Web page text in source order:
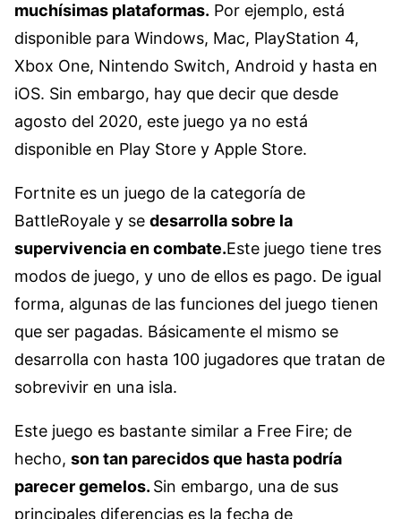
muchísimas plataformas. Por ejemplo, está
disponible para Windows, Mac, PlayStation 4,
Xbox One, Nintendo Switch, Android y hasta en
iOS. Sin embargo, hay que decir que desde
agosto del 2020, este juego ya no está
disponible en Play Store y Apple Store.
Fortnite es un juego de la categoría de
BattleRoyale y se desarrolla sobre la
supervivencia en combate.Este juego tiene tres
modos de juego, y uno de ellos es pago. De igual
forma, algunas de las funciones del juego tienen
que ser pagadas. Básicamente el mismo se
desarrolla con hasta 100 jugadores que tratan de
sobrevivir en una isla.
Este juego es bastante similar a Free Fire; de
hecho, son tan parecidos que hasta podría
parecer gemelos. Sin embargo, una de sus
principales diferencias es la fecha de